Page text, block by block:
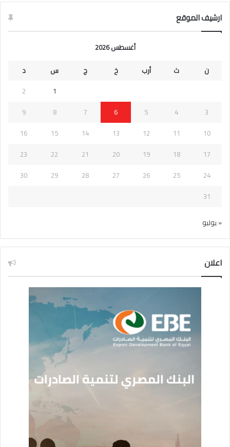
ارشيف الموقع
أغسطس 2026
ن
ث أرب خ ج س
د
1
2
3
4
5
6
7
8
9
10
11
12
13
14
15
16
17
18
19
20
21
22
23
24
25
26
27
28
29
30
31
« يوليو
اعلان